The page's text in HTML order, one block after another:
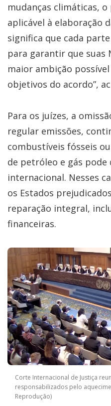
mudanças climáticas,
aplicável à elaboração
significa que cada
para garantir que suas
maior ambição
objetivos do acordo”,
Para os juízes, a
regular emissões,
combustíveis fósseis
de petróleo e gás
internacional. Nesses
os Estados
reparação integral,
financeiras.
Corte Internacional de Justiça
responsabilizados pelo
Reprodução)